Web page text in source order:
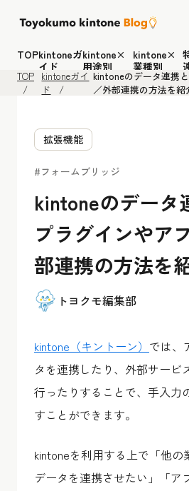
TOPkintoneガ
イド
kintone×
用途別
kintone×
業種別
TOP kintoneガイ
ド
kintoneのデータ連携
／外部連携の方法を紹
拡張機能
#フォームブリッジ
kintoneのデータ
プラグインやア
部連携の方法を
トヨクモ編集部
kintone（キントーン） では、
タを連携したり、外部サービ
行ったりすることで、手入力
すことができます。
kintoneを利用する上で「他の
データを連携させたい」「ア